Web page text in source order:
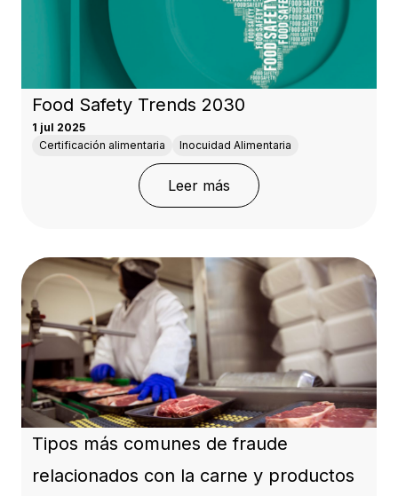
Food Safety Trends 2030
1 jul 2025
Certificación alimentaria
Inocuidad Alimentaria
Leer más : Food Safety Trends
Tipos más comunes de fraude
relacionados con la carne y productos